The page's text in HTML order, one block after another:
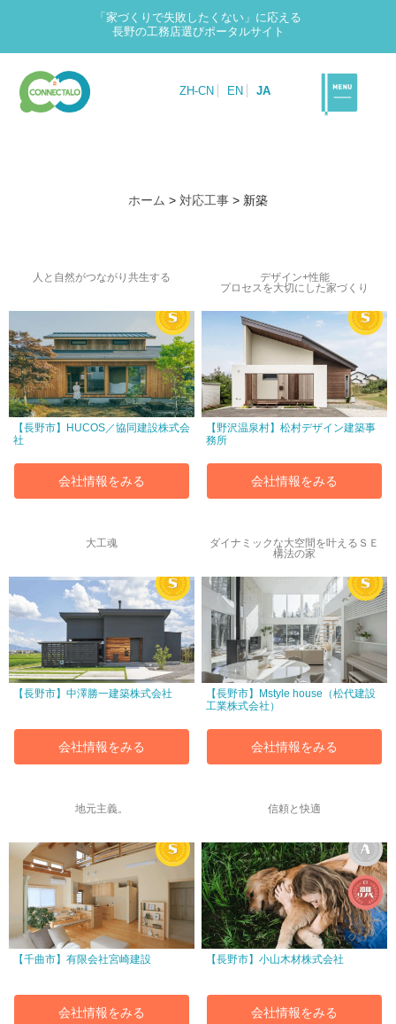
「家づくりで失敗したくない」に応える
長野の工務店選びポータルサイト
ZH-CN EN JA
ホーム > 対応工事 > 新築
人と自然がつながり共生する
【長野市】HUCOS／協同建設株式会
社
会社情報をみる
デザイン+性能
プロセスを大切にした家づくり
【野沢温泉村】松村デザイン建築事
務所
会社情報をみる
大工魂
【長野市】中澤勝一建築株式会社
会社情報をみる
ダイナミックな大空間を叶えるＳＥ
構法の家
【長野市】Mstyle house（松代建設
工業株式会社）
会社情報をみる
地元主義。
【千曲市】有限会社宮崎建設
会社情報をみる
信頼と快適
【長野市】小山木材株式会社
会社情報をみる